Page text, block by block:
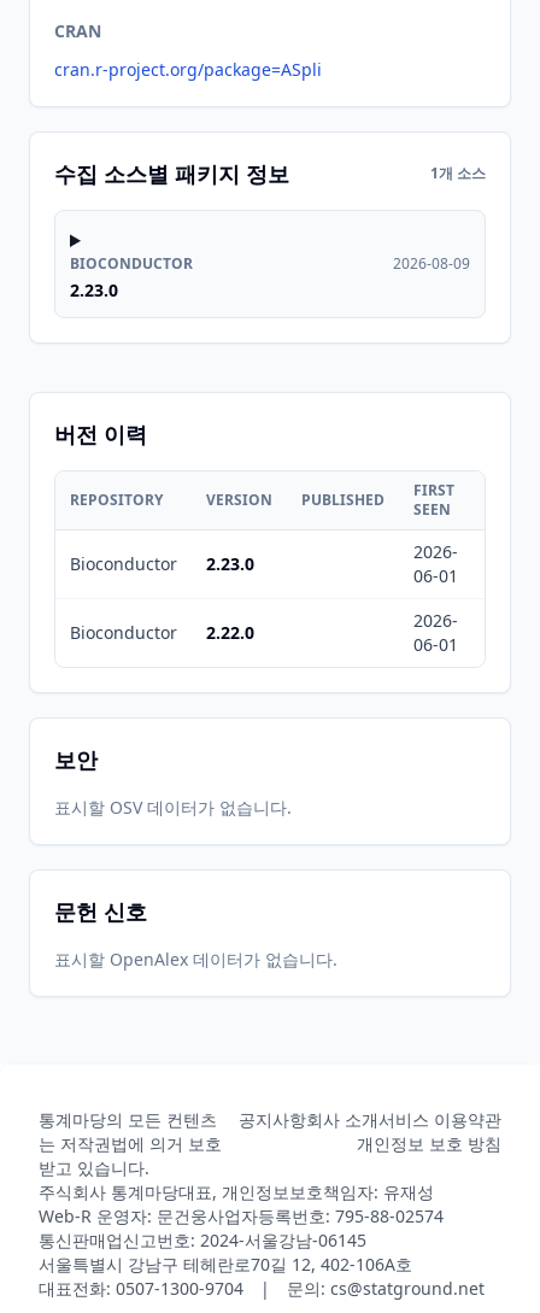
CRAN
cran.r-project.org/package=ASpli
수집 소스별 패키지 정보 1개 소스
BIOCONDUCTOR
2.23.0
2026-08-09
버전 이력
REPOSITORY VERSION PUBLISHED
FIRST
SEEN
Bioconductor 2.23.0
2026-
06-01
Bioconductor 2.22.0
2026-
06-01
보안
표시할 OSV 데이터가 없습니다.
문헌 신호
표시할 OpenAlex 데이터가 없습니다.
통계마당의 모든 컨텐츠
는 저작권법에 의거 보호
받고 있습니다.
공지사항회사 소개서비스 이용약관
개인정보 보호 방침
주식회사 통계마당대표, 개인정보보호책임자: 유재성
Web-R 운영자: 문건웅사업자등록번호: 795-88-02574
통신판매업신고번호: 2024-서울강남-06145
서울특별시 강남구 테헤란로70길 12, 402-106A호
대표전화: 0507-1300-9704 | 문의: cs@statground.net